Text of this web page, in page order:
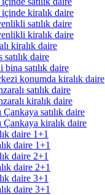
kiralık daire
satılık daire
kiralık daire
kiralık daire
daire
bina satılık daire
konumda kiralık daire
satılık daire
kiralık daire
satılık daire
kiralık daire
daire 1+1
daire 1+1
daire 2+1
daire 2+1
daire 3+1
daire 3+1